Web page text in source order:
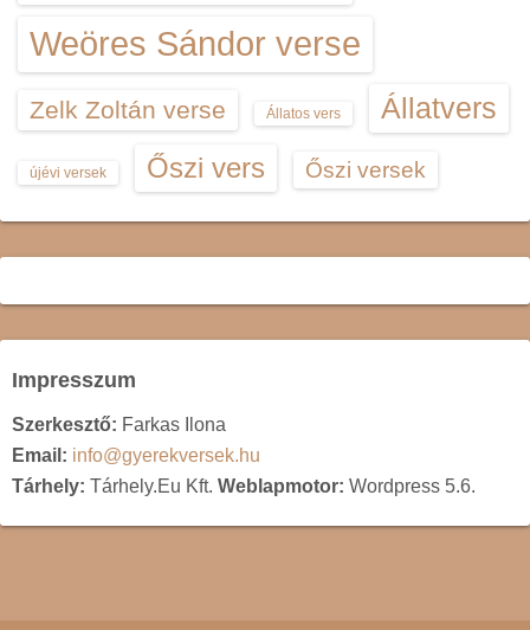
Weöres Sándor verse
Zelk Zoltán verse Állatos vers Állatvers
újévi versek Őszi vers Őszi versek
Impresszum
Szerkesztő: Farkas Ilona
Email: info@gyerekversek.hu
Tárhely: Tárhely.Eu Kft. Weblapmotor: Wordpress 5.6.